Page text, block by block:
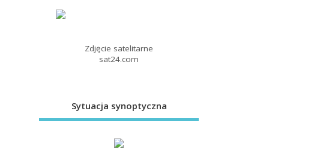
Zdjęcie satelitarne
sat24.com
Sytuacja synoptyczna